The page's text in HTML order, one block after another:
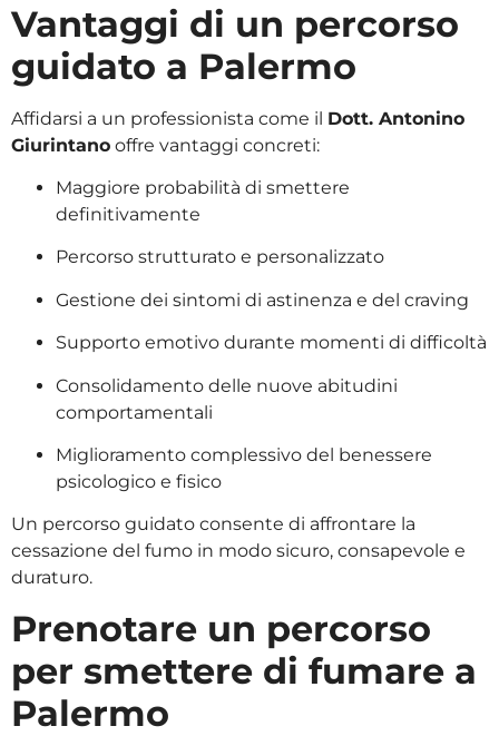
Vantaggi di un percorso
guidato a Palermo
Affidarsi a un professionista come il Dott. Antonino
Giurintano offre vantaggi concreti:
Maggiore probabilità di smettere
definitivamente
Percorso strutturato e personalizzato
Gestione dei sintomi di astinenza e del craving
Supporto emotivo durante momenti di difficoltà
Consolidamento delle nuove abitudini
comportamentali
Miglioramento complessivo del benessere
psicologico e fisico
Un percorso guidato consente di affrontare la
cessazione del fumo in modo sicuro, consapevole e
duraturo.
Prenotare un percorso
per smettere di fumare a
Palermo